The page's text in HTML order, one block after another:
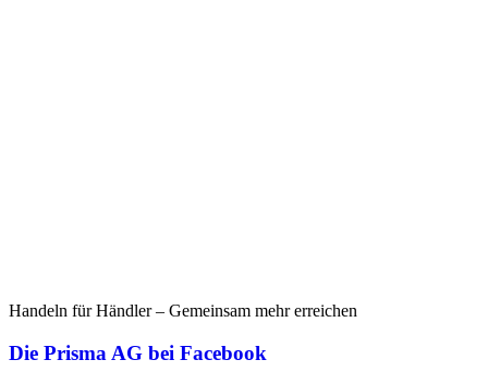
Handeln für Händler – Gemeinsam mehr erreichen
Die Prisma AG bei Facebook